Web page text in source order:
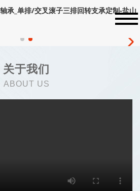
关于我们
ABOUT US